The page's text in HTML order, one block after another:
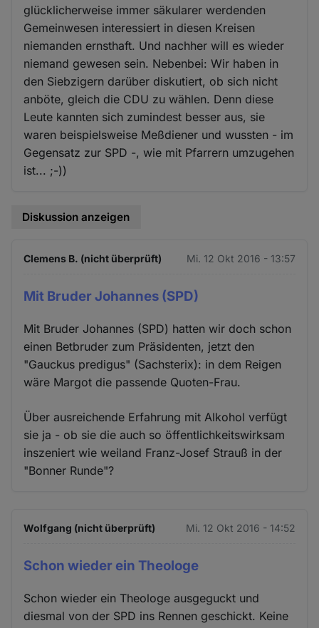
glücklicherweise immer säkularer werdenden
Gemeinwesen interessiert in diesen Kreisen
niemanden ernsthaft. Und nachher will es wieder
niemand gewesen sein. Nebenbei: Wir haben in
den Siebzigern darüber diskutiert, ob sich nicht
anböte, gleich die CDU zu wählen. Denn diese
Leute kannten sich zumindest besser aus, sie
waren beispielsweise Meßdiener und wussten - im
Gegensatz zur SPD -, wie mit Pfarrern umzugehen
ist... ;-))
Diskussion anzeigen
Clemens B. (nicht überprüft) Mi. 12 Okt 2016 - 13:57
Mit Bruder Johannes (SPD)
Mit Bruder Johannes (SPD) hatten wir doch schon
einen Betbruder zum Präsidenten, jetzt den
"Gauckus predigus" (Sachsterix): in dem Reigen
wäre Margot die passende Quoten-Frau.
Über ausreichende Erfahrung mit Alkohol verfügt
sie ja - ob sie die auch so öffentlichkeitswirksam
inszeniert wie weiland Franz-Josef Strauß in der
"Bonner Runde"?
Wolfgang (nicht überprüft) Mi. 12 Okt 2016 - 14:52
Schon wieder ein Theologe
Schon wieder ein Theologe ausgeguckt und
diesmal von der SPD ins Rennen geschickt. Keine